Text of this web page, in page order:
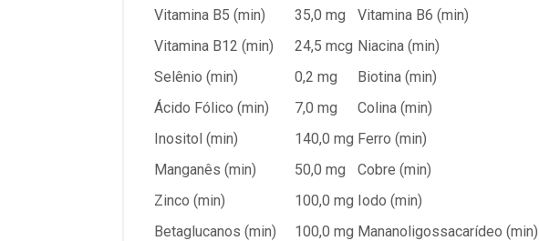
Vitamina B5 (min)
35,0 mg Vitamina B6 (min)
Vitamina B12 (min)
24,5 mcg Niacina (min)
Selênio (min)
0,2 mg Biotina (min)
Ácido Fólico (min)
7,0 mg Colina (min)
Inositol (min)
140,0 mg Ferro (min)
Manganês (min)
50,0 mg Cobre (min)
Zinco (min)
100,0 mg Iodo (min)
Betaglucanos (min)
100,0 mg Mananoligossacarídeo (min)